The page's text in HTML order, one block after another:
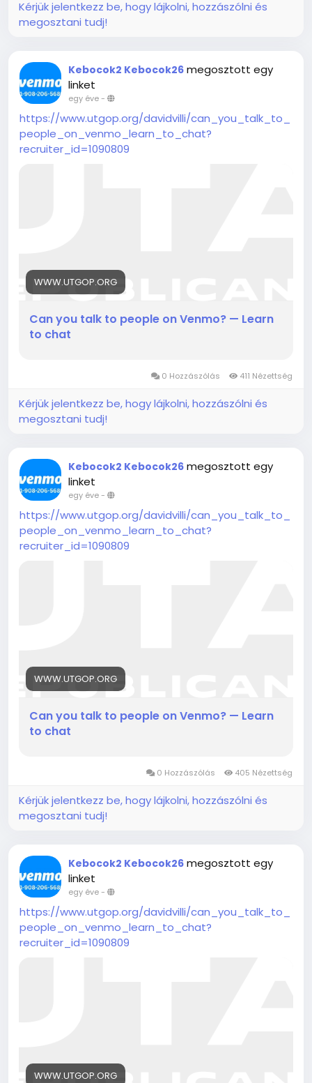
Kérjük jelentkezz be, hogy lájkolni, hozzászólni és
megosztani tudj!
Kebocok2 Kebocok26 megosztott egy
linket
egy éve-
https://www.utgop.org/davidvilli/can_you_talk_to_
people_on_venmo_learn_to_chat?
recruiter_id=1090809
WWW.UTGOP.ORG
Can you talk to people on Venmo? — Learn
to chat
0 Hozzászólás 411 Nézettség
Kérjük jelentkezz be, hogy lájkolni, hozzászólni és
megosztani tudj!
Kebocok2 Kebocok26 megosztott egy
linket
egy éve-
https://www.utgop.org/davidvilli/can_you_talk_to_
people_on_venmo_learn_to_chat?
recruiter_id=1090809
WWW.UTGOP.ORG
Can you talk to people on Venmo? — Learn
to chat
0 Hozzászólás 405 Nézettség
Kérjük jelentkezz be, hogy lájkolni, hozzászólni és
megosztani tudj!
Kebocok2 Kebocok26 megosztott egy
linket
egy éve-
https://www.utgop.org/davidvilli/can_you_talk_to_
people_on_venmo_learn_to_chat?
recruiter_id=1090809
WWW.UTGOP.ORG